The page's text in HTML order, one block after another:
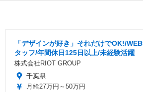
「デザインが好き」それだけでOK!/
タッフ/年間休日125日以上/未経験活躍
株式会社RIOT GROUP
千葉県
月給27万円～50万円